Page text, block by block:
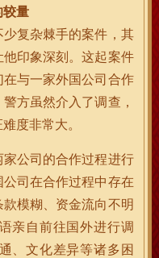
较量
复杂棘手的案件，其
印象深刻。这起案件
与一家外国公司合作
方虽然介入了调查，
度非常大。
公司的合作过程进行
司在合作过程中存在
模糊、资金流向不明
亲自前往国外进行调
、文化差异等诸多困